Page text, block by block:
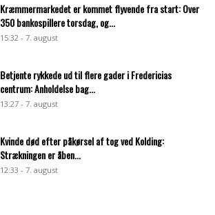
Kræmmermarkedet er kommet flyvende fra start: Over
350 bankospillere torsdag, og...
15:32 - 7. august
Betjente rykkede ud til flere gader i Fredericias
centrum: Anholdelse bag...
13:27 - 7. august
Kvinde død efter påkørsel af tog ved Kolding:
Strækningen er åben...
12:33 - 7. august